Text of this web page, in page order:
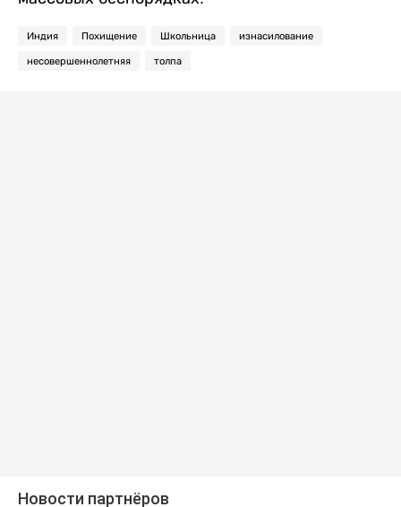
Индия Похищение Школьница изнасилование
несовершеннолетняя толпа